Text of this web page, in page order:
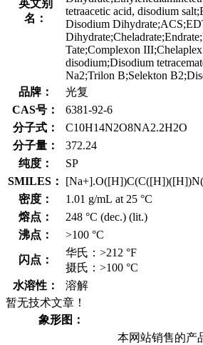
英文别
名：
tetraacetic acid, disodium
Disodium
Tate;Complexon
disodium;Disodium
Na2;Trilon B;Selekton
品牌：
光复
CAS号：
6381-92-6
分子式：
C10H14N2O8NA2.2H2O
分子量：
372.24
纯度：
SP
SMILES：
密度：
1.01 g/mL at 25 °C
熔点：
248 °C (dec.) (lit.)
沸点：
>100 °C
闪点：
华氏：>212 °F
摄氏：>100 °C
水溶性：
溶解
暂无技术文章！
象形图：
本网站销售的产